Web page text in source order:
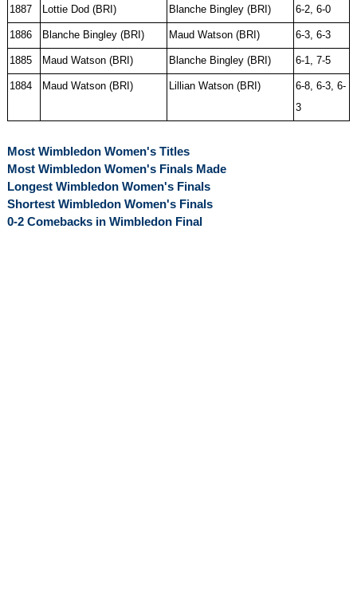
1887 Lottie Dod (BRI) Blanche Bingley (BRI) 6-2, 6-0
1886 Blanche Bingley (BRI) Maud Watson (BRI) 6-3, 6-3
1885 Maud Watson (BRI) Blanche Bingley (BRI) 6-1, 7-5
1884 Maud Watson (BRI) Lillian Watson (BRI)
6-8, 6-3, 6-
3
Most Wimbledon Women's Titles
Most Wimbledon Women's Finals Made
Longest Wimbledon Women's Finals
Shortest Wimbledon Women's Finals
0-2 Comebacks in Wimbledon Final